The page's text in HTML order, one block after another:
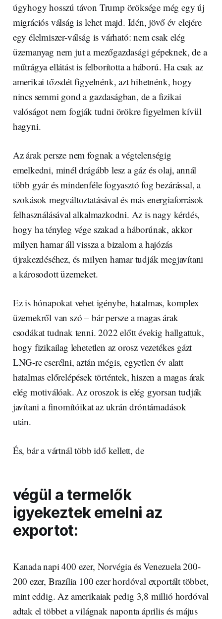
úgyhogy hosszú távon Trump öröksége még egy új
migrációs válság is lehet majd. Idén, jövő év elejére
egy élelmiszer-válság is várható: nem csak elég
üzemanyag nem jut a mezőgazdasági gépeknek, de a
műtrágya ellátást is felborította a háború. Ha csak az
amerikai tőzsdét figyelnénk, azt hihetnénk, hogy
nincs semmi gond a gazdaságban, de a fizikai
valóságot nem fogják tudni örökre figyelmen kívül
hagyni.
Az árak persze nem fognak a végtelenségig
emelkedni, minél drágább lesz a gáz és olaj, annál
több gyár és mindenféle fogyasztó fog bezárással, a
szokások megváltoztatásával és más energiaforrások
felhasználásával alkalmazkodni. Az is nagy kérdés,
hogy ha tényleg vége szakad a háborúnak, akkor
milyen hamar áll vissza a bizalom a hajózás
újrakezdéséhez, és milyen hamar tudják megjavítani
a károsodott üzemeket.
Ez is hónapokat vehet igénybe, hatalmas, komplex
üzemekről van szó – bár persze a magas árak
csodákat tudnak tenni. 2022 előtt évekig hallgattuk,
hogy fizikailag lehetetlen az orosz vezetékes gázt
LNG-re cserélni, aztán mégis, egyetlen év alatt
hatalmas előrelépések történtek, hiszen a magas árak
elég motiválóak. Az oroszok is elég gyorsan tudják
javítani a finomítóikat az ukrán dróntámadások
után.
És, bár a vártnál több idő kellett, de
végül a termelők
igyekeztek emelni az
exportot:
Kanada napi 400 ezer, Norvégia és Venezuela 200-
200 ezer, Brazília 100 ezer hordóval exportált többet,
mint eddig. Az amerikaiak pedig 3,8 millió hordóval
adtak el többet a világnak naponta április és május